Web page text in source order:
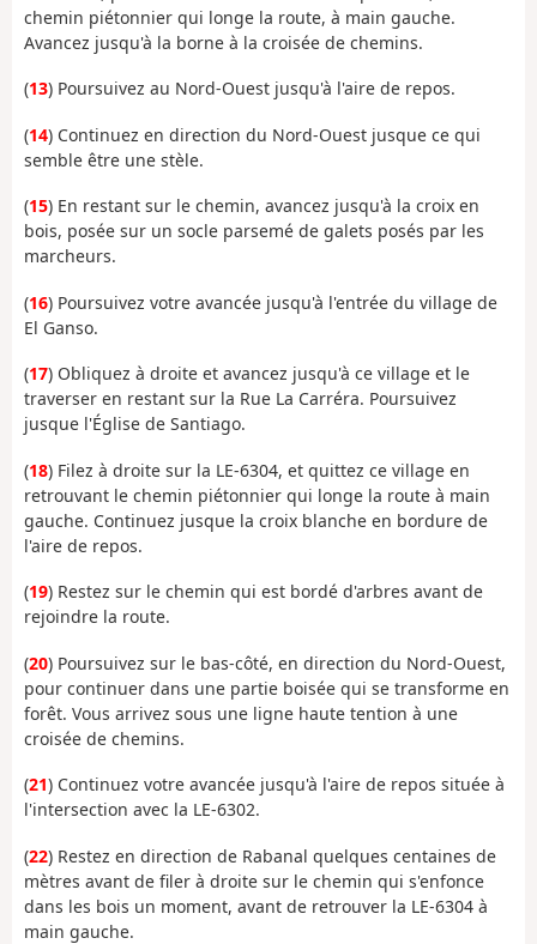
chemin piétonnier qui longe la route, à main gauche.
Avancez jusqu'à la borne à la croisée de chemins.
(13) Poursuivez au Nord-Ouest jusqu'à l'aire de repos.
(14) Continuez en direction du Nord-Ouest jusque ce qui
semble être une stèle.
(15) En restant sur le chemin, avancez jusqu'à la croix en
bois, posée sur un socle parsemé de galets posés par les
marcheurs.
(16) Poursuivez votre avancée jusqu'à l'entrée du village de
El Ganso.
(17) Obliquez à droite et avancez jusqu'à ce village et le
traverser en restant sur la Rue La Carréra. Poursuivez
jusque l'Église de Santiago.
(18) Filez à droite sur la LE-6304, et quittez ce village en
retrouvant le chemin piétonnier qui longe la route à main
gauche. Continuez jusque la croix blanche en bordure de
l'aire de repos.
(19) Restez sur le chemin qui est bordé d'arbres avant de
rejoindre la route.
(20) Poursuivez sur le bas-côté, en direction du Nord-Ouest,
pour continuer dans une partie boisée qui se transforme en
forêt. Vous arrivez sous une ligne haute tention à une
croisée de chemins.
(21) Continuez votre avancée jusqu'à l'aire de repos située à
l'intersection avec la LE-6302.
(22) Restez en direction de Rabanal quelques centaines de
mètres avant de filer à droite sur le chemin qui s'enfonce
dans les bois un moment, avant de retrouver la LE-6304 à
main gauche.